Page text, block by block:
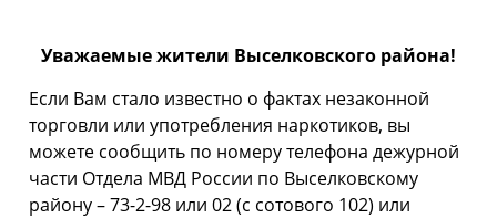
Уважаемые жители Выселковского района!
Если Вам стало известно о фактах незаконной
торговли или употребления наркотиков, вы
можете сообщить по номеру телефона дежурной
части Отдела МВД России по Выселковскому
району – 73-2-98 или 02 (с сотового 102) или